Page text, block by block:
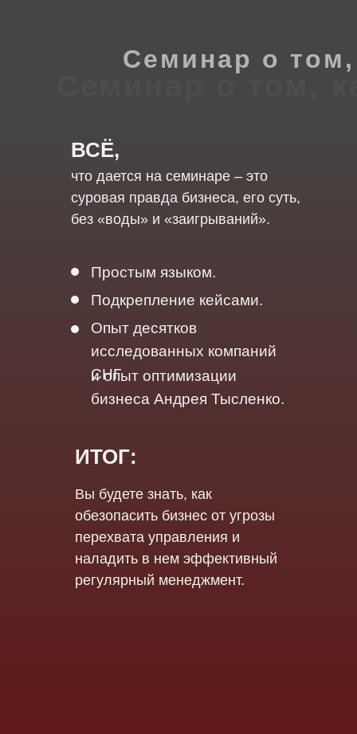
Семинар о
что дается на семинаре – это
суровая правда бизнеса, его суть,
без «воды» и «заигрываний».
Простым языком.
Вы будете знать, как
обезопасить бизнес от угрозы
перехвата управления и
наладить в нем эффективный
регулярный менеджмент.
Опыт десятков
исследованных компаний
СНГ
Подкрепление кейсами.
и опыт оптимизации
бизнеса Андрея Тысленко.
ВСЁ,
ИТОГ: